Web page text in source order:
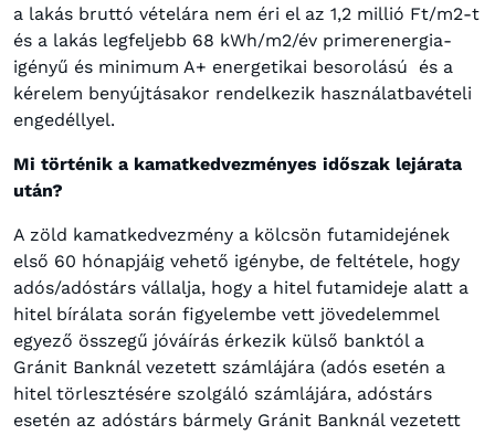
a lakás bruttó vételára nem éri el az 1,2 millió Ft/m2-t
és a lakás legfeljebb 68 kWh/m2/év primerenergia-
igényű és minimum A+ energetikai besorolású és a
kérelem benyújtásakor rendelkezik használatbavételi
engedéllyel.
Mi történik a kamatkedvezményes időszak lejárata
után?
A zöld kamatkedvezmény a kölcsön futamidejének
első 60 hónapjáig vehető igénybe, de feltétele, hogy
adós/adóstárs vállalja, hogy a hitel futamideje alatt a
hitel bírálata során figyelembe vett jövedelemmel
egyező összegű jóváírás érkezik külső banktól a
Gránit Banknál vezetett számlájára (adós esetén a
hitel törlesztésére szolgáló számlájára, adóstárs
esetén az adóstárs bármely Gránit Banknál vezetett